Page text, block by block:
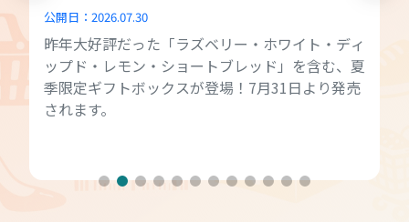
公開日： 2026.07.30
昨年大好評だった「ラズベリー・ホワイト・ディ
ップド・レモン・ショートブレッド」を含む、夏
季限定ギフトボックスが登場！7月31日より発売
されます。